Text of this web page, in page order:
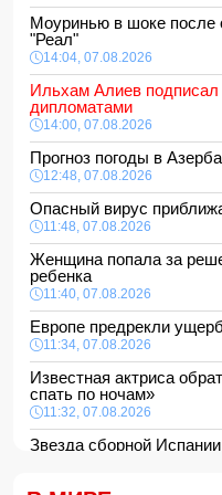
Моуринью в шоке после
"Реал"
14:04, 07.08.2026
Ильхам Алиев подписал
дипломатами
14:00, 07.08.2026
Прогноз погоды в
12:48, 07.08.2026
Опасный вирус
11:48, 07.08.2026
Женщина попала за
ребенка
11:40, 07.08.2026
Европе предрекли
11:34, 07.08.2026
Известная актриса
спать по ночам»
11:32, 07.08.2026
Звезда сборной